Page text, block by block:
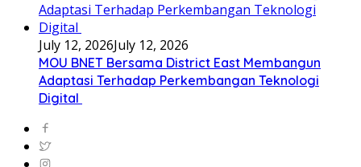
July 12, 2026July 12, 2026
MOU BNET Bersama District East Membangun
Adaptasi Terhadap Perkembangan Teknologi
Digital